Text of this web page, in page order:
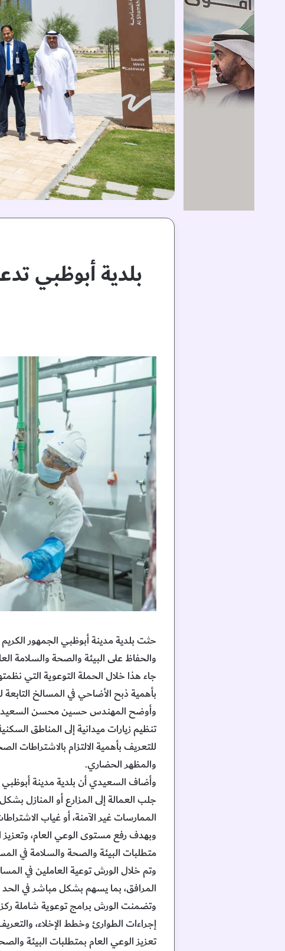
بلدية أبوظبي
حثت بلدية مدينة أبوظبي الجمهور
والحفاظ على البيئة والصحة والسلامة
جاء هذا خلال الحملة التوعوية التي
بأهمية ذبح الأضاحي في المسالخ
وأوضح المهندس حسين محسن السعيدي،
تنظيم زيارات ميدانية إلى المناطق
للتعريف بأهمية الالتزام بالاشتراطات
والمظهر الحضاري.
وأضاف السعيدي أن بلدية مدينة أبوظبي
جلب العمالة إلى المزارع أو المنازل
الممارسات غير الآمنة، أو غياب
وبهدف رفع مستوى الوعي العام،
متطلبات البيئة والصحة والسلامة في
وتم خلال الورش توعية العاملين في
المرافق، بما يسهم بشكل مباشر في
وتضمنت الورش برامج توعوية شاملة
إجراءات الطوارئ وخطط الإخلاء،
تعزيز الوعي العام بمتطلبات البيئة